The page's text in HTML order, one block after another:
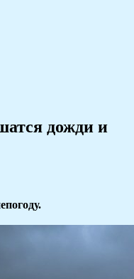
дожди и